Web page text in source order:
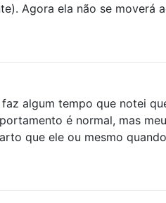
Agora ela não se moverá
algum tempo que notei
é normal, mas
que ele ou mesmo